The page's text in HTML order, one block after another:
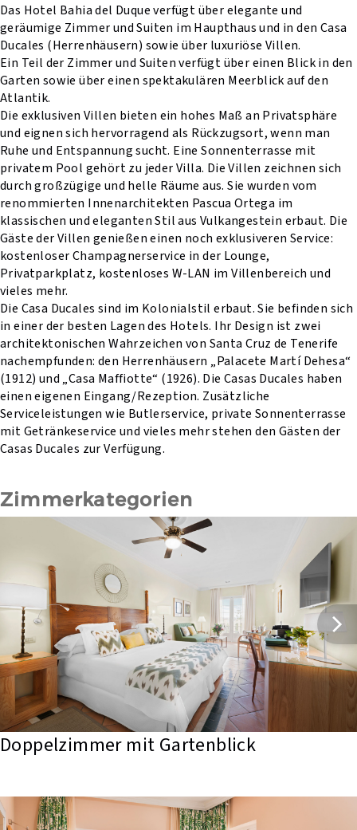
Das Hotel Bahia del Duque verfügt über elegante und
geräumige Zimmer und Suiten im Haupthaus und in den Casa
Ducales (Herrenhäusern) sowie über luxuriöse Villen.
Ein Teil der Zimmer und Suiten verfügt über einen Blick in den
Garten sowie über einen spektakulären Meerblick auf den
Atlantik.
Die exklusiven Villen bieten ein hohes Maß an Privatsphäre
und eignen sich hervorragend als Rückzugsort, wenn man
Ruhe und Entspannung sucht. Eine Sonnenterrasse mit
privatem Pool gehört zu jeder Villa. Die Villen zeichnen sich
durch großzügige und helle Räume aus. Sie wurden vom
renommierten Innenarchitekten Pascua Ortega im
klassischen und eleganten Stil aus Vulkangestein erbaut. Die
Gäste der Villen genießen einen noch exklusiveren Service:
kostenloser Champagnerservice in der Lounge,
Privatparkplatz, kostenloses W-LAN im Villenbereich und
vieles mehr.
Die Casa Ducales sind im Kolonialstil erbaut. Sie befinden sich
in einer der besten Lagen des Hotels. Ihr Design ist zwei
architektonischen Wahrzeichen von Santa Cruz de Tenerife
nachempfunden: den Herrenhäusern „Palacete Martí Dehesa“
(1912) und „Casa Maffiotte“ (1926). Die Casas Ducales haben
einen eigenen Eingang/Rezeption. Zusätzliche
Serviceleistungen wie Butlerservice, private Sonnenterrasse
mit Getränkeservice und vieles mehr stehen den Gästen der
Casas Ducales zur Verfügung.
Zimmerkategorien
Doppelzimmer mit Gartenblick